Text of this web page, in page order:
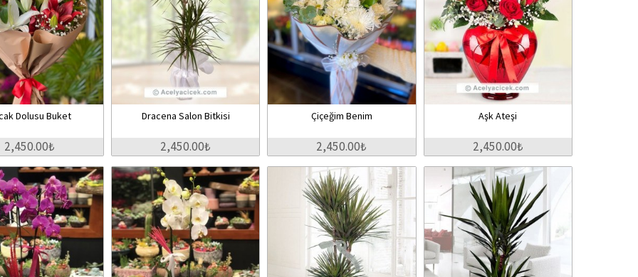
Dolusu Buket
2,450.00₺
Dracena Salon Bitkisi
2,450.00₺
Çiçeğim Benim
2,450.00₺
Aşk Ateşi
2,450.00₺